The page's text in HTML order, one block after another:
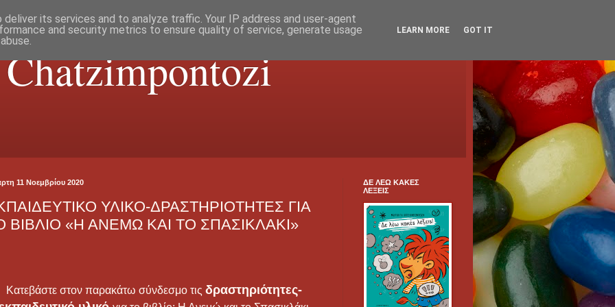
11 Νοεμβρίου 2020
ΥΛΙΚΟ-ΔΡΑΣΤΗΡΙΟΤΗΤΕΣ ΓΙΑ
ΒΙΒΛΙΟ «Η ΑΝΕΜΩ ΚΑΙ ΤΟ ΣΠΑΣΙΚΛΑΚΙ»
Κατεβάστε στον παρακάτω σύνδεσμο τις δραστηριότητες-
ΔΕ ΛΕΩ ΚΑΚΕΣ
ΛΕΞΕΙΣ
its services and to analyze traffic. Your IP address and user-agent
and security metrics to ensure quality of service, generate usage
LEARN MORE GOT IT